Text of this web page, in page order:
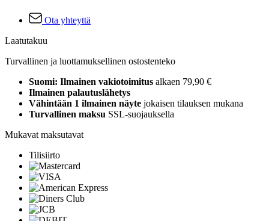
Ota yhteyttä
Laatutakuu
Turvallinen ja luottamuksellinen ostostenteko
Suomi: Ilmainen vakiotoimitus alkaen 79,90 €
Ilmainen palautuslähetys
Vähintään 1 ilmainen näyte jokaisen tilauksen mukana
Turvallinen maksu SSL-suojauksella
Mukavat maksutavat
Tilisiirto